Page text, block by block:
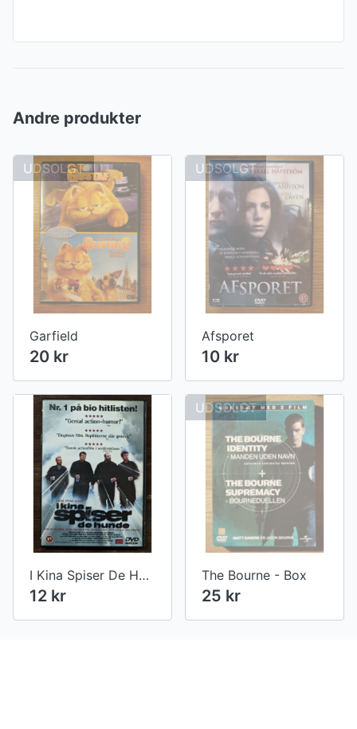
Andre produkter
UDSOLGT
Garfield
20 kr
UDSOLGT
Afsporet
10 kr
I Kina Spiser De Hunde
12 kr
UDSOLGT
The Bourne - Box
25 kr